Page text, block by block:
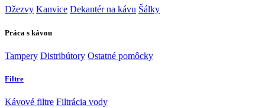
Džezvy Kanvice Dekantér na kávu Šálky
Práca s kávou
Tampery Distribútory Ostatné pomôcky
Filtre
Kávové filtre Filtrácia vody